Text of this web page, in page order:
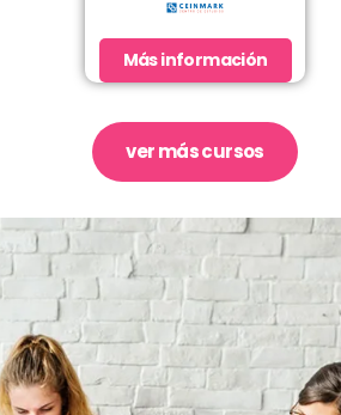
Más información
ver más cursos